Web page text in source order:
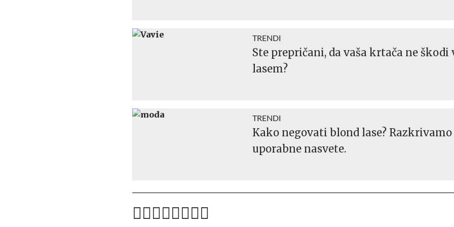
TRENDI
Ste prepričani, da vaša krtača ne škodi
lasem?
TRENDI
Kako negovati blond lase? Razkrivamo
uporabne nasvete.